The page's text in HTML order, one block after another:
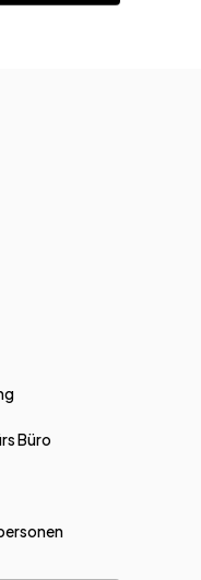
Büro